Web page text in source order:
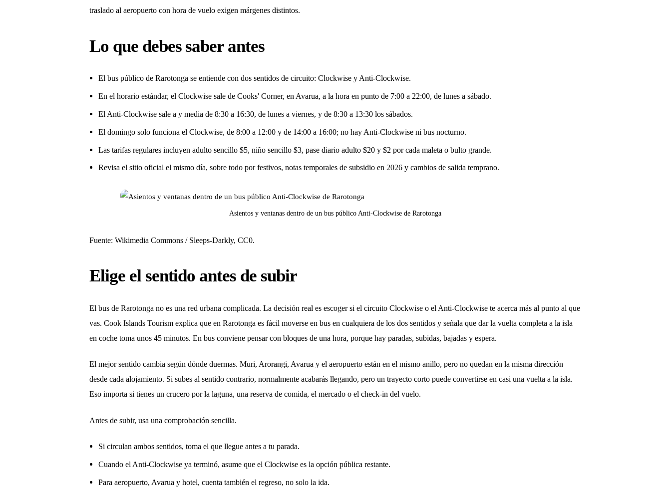
traslado al aeropuerto con hora de vuelo exigen márgenes distintos.
Lo que debes saber antes
El bus público de Rarotonga se entiende con dos sentidos de circuito: Clockwise y Anti-Clockwise.
En el horario estándar, el Clockwise sale de Cooks' Corner, en Avarua, a la hora en punto de 7:00 a 22:00, de lunes a sábado.
El Anti-Clockwise sale a y media de 8:30 a 16:30, de lunes a viernes, y de 8:30 a 13:30 los sábados.
El domingo solo funciona el Clockwise, de 8:00 a 12:00 y de 14:00 a 16:00; no hay Anti-Clockwise ni bus nocturno.
Las tarifas regulares incluyen adulto sencillo $5, niño sencillo $3, pase diario adulto $20 y $2 por cada maleta o bulto grande.
Revisa el sitio oficial el mismo día, sobre todo por festivos, notas temporales de subsidio en 2026 y cambios de salida temprano.
Asientos y ventanas dentro de un bus público Anti-Clockwise de Rarotonga
Fuente: Wikimedia Commons / Sleeps-Darkly, CC0.
Elige el sentido antes de subir
El bus de Rarotonga no es una red urbana complicada. La decisión real es escoger si el circuito Clockwise o el Anti-Clockwise te acerca más al punto al que
vas. Cook Islands Tourism explica que en Rarotonga es fácil moverse en bus en cualquiera de los dos sentidos y señala que dar la vuelta completa a la isla
en coche toma unos 45 minutos. En bus conviene pensar con bloques de una hora, porque hay paradas, subidas, bajadas y espera.
El mejor sentido cambia según dónde duermas. Muri, Arorangi, Avarua y el aeropuerto están en el mismo anillo, pero no quedan en la misma dirección
desde cada alojamiento. Si subes al sentido contrario, normalmente acabarás llegando, pero un trayecto corto puede convertirse en casi una vuelta a la isla.
Eso importa si tienes un crucero por la laguna, una reserva de comida, el mercado o el check-in del vuelo.
Antes de subir, usa una comprobación sencilla.
Si circulan ambos sentidos, toma el que llegue antes a tu parada.
Cuando el Anti-Clockwise ya terminó, asume que el Clockwise es la opción pública restante.
Para aeropuerto, Avarua y hotel, cuenta también el regreso, no solo la ida.